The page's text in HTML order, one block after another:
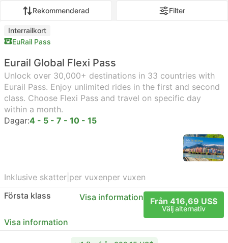
Rekommenderad Filter
Interrailkort
EuRail Pass
Eurail Global Flexi Pass
Unlock over 30,000+ destinations in 33 countries with
Eurail Pass. Enjoy unlimited rides in the first and second
class. Choose Flexi Pass and travel on specific day
within a month.
Dagar:4 - 5 - 7 - 10 - 15
Inklusive skatter per vuxenper vuxen
Första klass
Visa information Från 416,69 US$
Välj alternativ
Visa information